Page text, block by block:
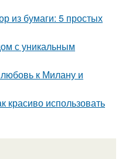
из бумаги: 5 простых
с уникальным
к Милану и
красиво использовать